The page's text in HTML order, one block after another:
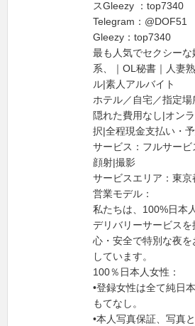
スGleezy ：top7340
Telegram：@DOF51
Gleezy：top7340
最も人気でセクシー
系、｜OL秘書｜人妻
ル|素人アルバイト
ホテル／自宅／指定
隠れた費用なし|オン
択|全程現金支払い・
サービス：フルサー
顔射|撮影
サービスエリア：東
営業モデル：
私たちは、100%日本
デリバリーサービス
心・安全で特別な夜
しています。
100％日本人女性：
•登録女性は全て純日
もてなし。
•本人写真保証、写真